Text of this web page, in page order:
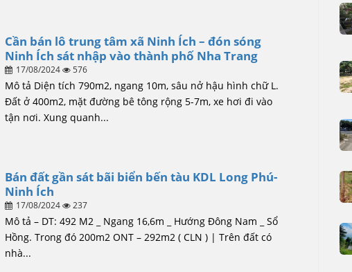
Cần bán lô trung tâm xã Ninh Ích – đón sóng
Ninh Ích sát nhập vào thành phố Nha Trang
17/08/2024 576
Mô tả Diện tích 790m2, ngang 10m, sâu nở hậu hình chữ L.
Đất ở 400m2, mặt đường bê tông rộng 5-7m, xe hơi đi vào
tận nơi. Xung quanh...
Bán đất gần sát bãi biển bến tàu KDL Long Phú-
Ninh Ích
17/08/2024 237
Mô tả – DT: 492 M2 _ Ngang 16,6m _ Hướng Đông Nam _ Sổ
Hồng. Trong đó 200m2 ONT – 292m2 ( CLN ) | Trên đất có
nhà...